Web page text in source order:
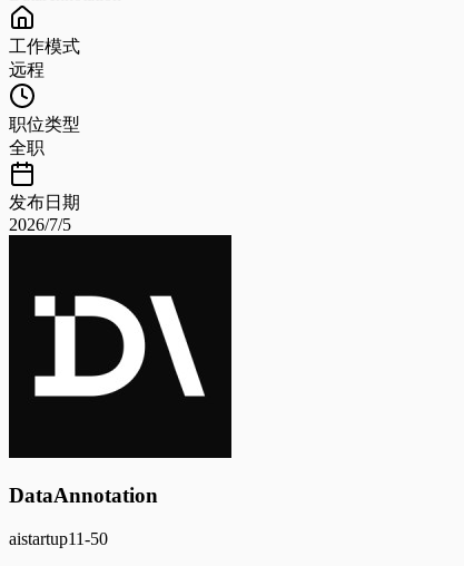
工作模式
远程
职位类型
全职
发布日期
2026/7/5
DataAnnotation
aistartup11-50